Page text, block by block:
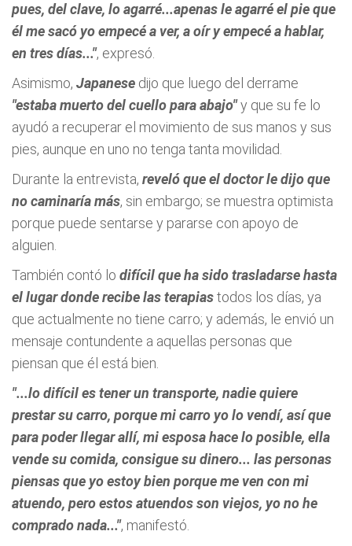
pues, del clave, lo agarré...apenas le agarré el pie que
él me sacó yo empecé a ver, a oír y empecé a hablar,
en tres días...", expresó.
Asimismo, Japanese dijo que luego del derrame
"estaba muerto del cuello para abajo"y que su fe lo
ayudó a recuperar el movimiento de sus manos y sus
pies, aunque en uno no tenga tanta movilidad.
Durante la entrevista, reveló que el doctor le dijo que
no caminaría más, sin embargo; se muestra optimista
porque puede sentarse y pararse con apoyo de
alguien.
También contó lo difícil que ha sido trasladarse hasta
el lugar donde recibe las terapiastodos los días, ya
que actualmente no tiene carro; y además, le envió un
mensaje contundente a aquellas personas que
piensan que él está bien.
"...lo difícil es tener un transporte, nadie quiere
prestar su carro, porque mi carro yo lo vendí, así que
para poder llegar allí, mi esposa hace lo posible, ella
vende su comida, consigue su dinero... las personas
piensas que yo estoy bien porque me ven con mi
atuendo, pero estos atuendos son viejos, yo no he
comprado nada...", manifestó.